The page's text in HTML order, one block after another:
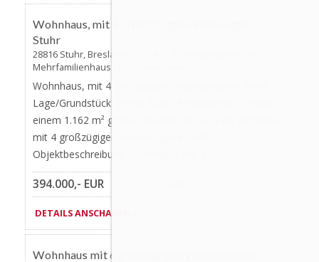
Wohnhaus, mit 4 großzügigen Wohnungen in
Stuhr
28816 Stuhr, Breslauer Str. 19 | Eigentumswohnung -
Mehrfamilienhaus - Neubauwohnung
Wohnhaus, mit 4 großzügigen Wohnungen in Stuhr
Lage/Grundstück: 28816 Stuhr, Breslauer Str. 19 Auf
einem 1.162 m² großen Grundstück wird ein Wohnhaus
mit 4 großzügigen Wohnungen erstellt.
Objektbeschreibung: Wohnhaus mit […]
394.000,- EUR
DETAILS ANSCHAUEN »
Wohnhaus mit 6 großzügigen Wohnungen in